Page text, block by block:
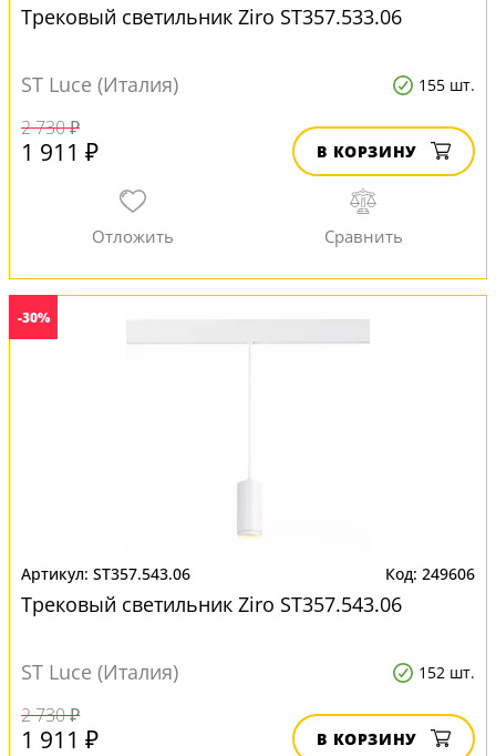
Трековый светильник Ziro ST357.533.06
ST Luce (Италия) 155 шт.
2 730 ₽
1 911 ₽ В КОРЗИНУ
-30%
ST357.543.06 249606
Трековый светильник Ziro ST357.543.06
ST Luce (Италия) 152 шт.
2 730 ₽
1 911 ₽ В КОРЗИНУ